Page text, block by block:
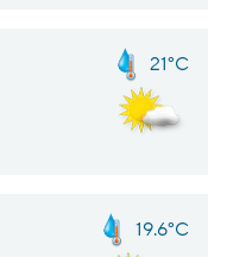
21°C
19.6°C